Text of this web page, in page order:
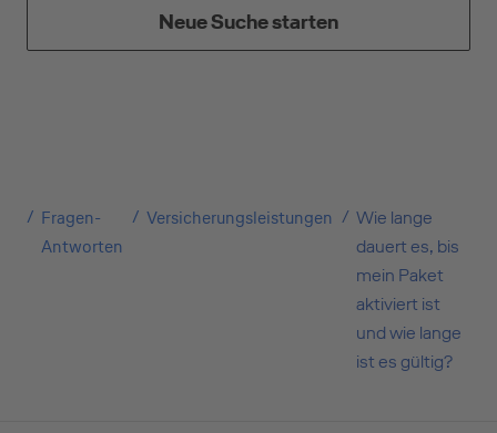
Neue Suche starten
Fragen-
Antworten
Versicherungsleistungen
Wie lange
dauert es, bis
mein Paket
aktiviert ist
und wie lange
ist es gültig?
Kreditkarte beantragen
Private Nutzung